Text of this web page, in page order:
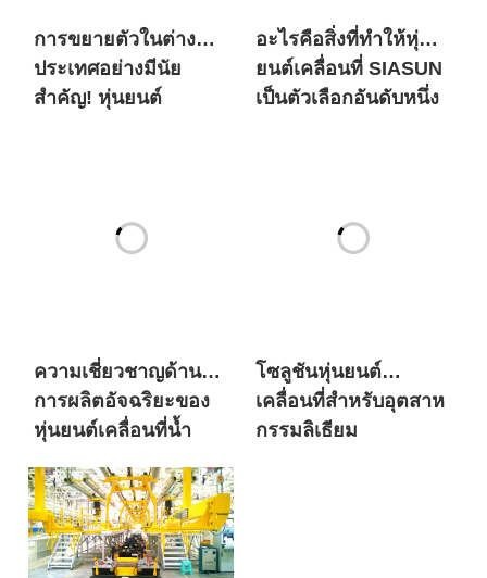
การขยายตัวในต่าง
ประเทศอย่างมีนัย
สำคัญ! หุ่นยนต์
อะไรคือสิ่งที่ทำให้หุ่น
ยนต์เคลื่อนที่ SIASUN
เป็นตัวเลือกอันดับหนึ่ง
ศตวรรษ?
ความเชี่ยวชาญด้าน
การผลิตอัจฉริยะของ
หุ่นยนต์เคลื่อนที่น้ำ
โซลูชันหุ่นยนต์
เคลื่อนที่สำหรับอุตสาห
กรรมลิเธียม